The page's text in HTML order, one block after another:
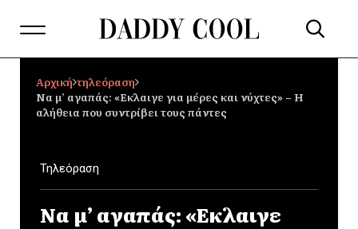
Αρχική τηλεόραση
Να μ’ αγαπάς: «Εκλαιγε για μέρες και νύχτες» – Η
αλήθεια που συντρίβει τους πάντες
Τηλεόραση
Να μ’ αγαπάς: «Εκλαιγε